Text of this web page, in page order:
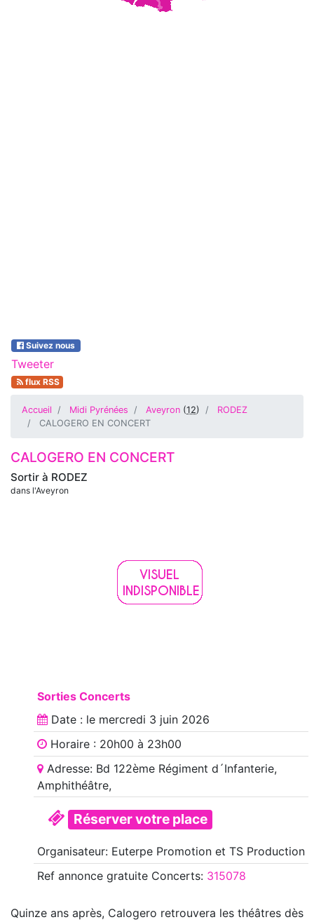
Suivez nous
Tweeter
flux RSS
Accueil Midi Pyrénées Aveyron (12)
RODEZ
CALOGERO EN CONCERT
Sortir à RODEZ
dans l'Aveyron
CALOGERO EN CONCERT
Sorties Concerts
Date : le mercredi 3 juin 2026
Horaire : 20h00 à 23h00
Adresse: Bd 122ème Régiment d´Infanterie,
Amphithéâtre,
Réserver votre place
Organisateur: Euterpe Promotion et TS Production
Ref annoncegratuite Concerts: 315078
Quinze ans après, Calogero retrouvera les théâtres dès